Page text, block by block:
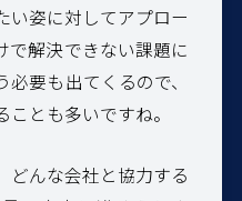
い姿に対してアプロー
で解決できない課題に
要も出てくるので、
とも多いですね。
どんな会社と協力する